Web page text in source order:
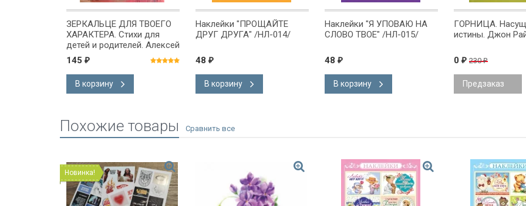
ЗЕРКАЛЬЦЕ ДЛЯ ТВОЕГО
ХАРАКТЕРА. Стихи для
детей и родителей. Алексей
Полосин
145 ₽
В корзину
Наклейки "ПРОЩАЙТЕ
ДРУГ ДРУГА" /НЛ-014/
48 ₽
В корзину
Наклейки "Я УПОВАЮ НА
СЛОВО ТВОЕ" /НЛ-015/
48 ₽
В корзину
ГОРНИЦА.
истины. Джон
0 ₽ 230₽
Предзаказ
Похожие товары
Новинка!